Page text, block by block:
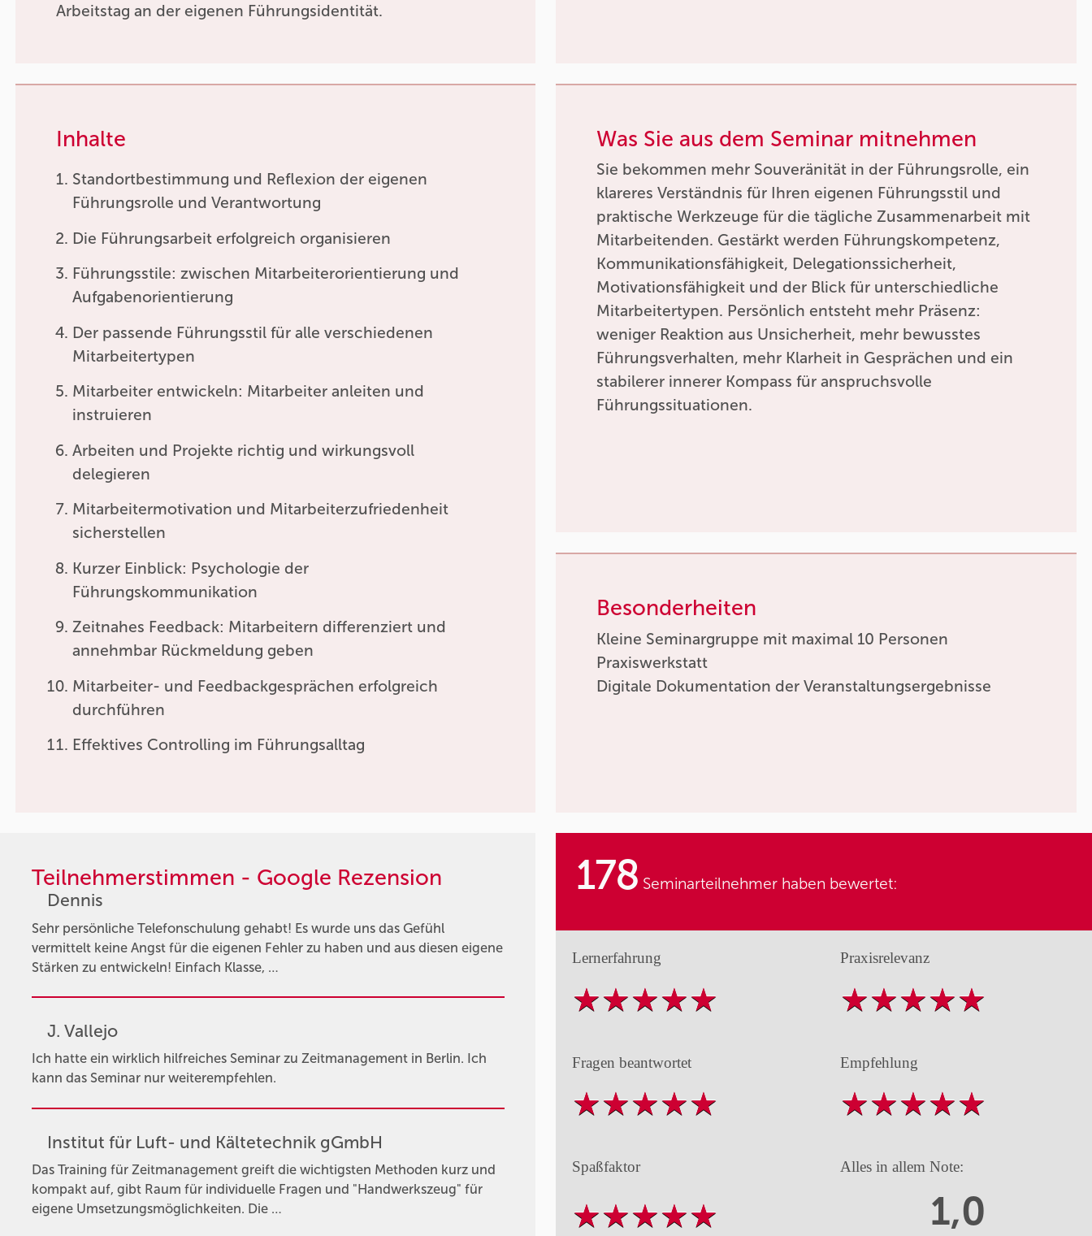
Arbeitstag an der eigenen Führungsidentität.
Inhalte
Standortbestimmung und Reflexion der eigenen
Führungsrolle und Verantwortung
Die Führungsarbeit erfolgreich organisieren
Führungsstile: zwischen Mitarbeiterorientierung und
Aufgabenorientierung
Der passende Führungsstil für alle verschiedenen
Mitarbeitertypen
Mitarbeiter entwickeln: Mitarbeiter anleiten und
instruieren
Arbeiten und Projekte richtig und wirkungsvoll
delegieren
Mitarbeitermotivation und Mitarbeiterzufriedenheit
sicherstellen
Kurzer Einblick: Psychologie der
Führungskommunikation
Zeitnahes Feedback: Mitarbeitern differenziert und
annehmbar Rückmeldung geben
Mitarbeiter- und Feedbackgesprächen erfolgreich
durchführen
Effektives Controlling im Führungsalltag
Was Sie aus dem Seminar mitnehmen
Sie bekommen mehr Souveränität in der Führungsrolle, ein
klareres Verständnis für Ihren eigenen Führungsstil und
praktische Werkzeuge für die tägliche Zusammenarbeit mit
Mitarbeitenden. Gestärkt werden Führungskompetenz,
Kommunikationsfähigkeit, Delegationssicherheit,
Motivationsfähigkeit und der Blick für unterschiedliche
Mitarbeitertypen. Persönlich entsteht mehr Präsenz:
weniger Reaktion aus Unsicherheit, mehr bewusstes
Führungsverhalten, mehr Klarheit in Gesprächen und ein
stabilerer innerer Kompass für anspruchsvolle
Führungssituationen.
Besonderheiten
Kleine Seminargruppe mit maximal 10 Personen
Praxiswerkstatt
Digitale Dokumentation der Veranstaltungsergebnisse
Teilnehmerstimmen - Google Rezension
Dennis
Sehr persönliche Telefonschulung gehabt! Es wurde uns das Gefühl
vermittelt keine Angst für die eigenen Fehler zu haben und aus diesen eigene
Stärken zu entwickeln! Einfach Klasse, …
J. Vallejo
Ich hatte ein wirklich hilfreiches Seminar zu Zeitmanagement in Berlin. Ich
kann das Seminar nur weiterempfehlen.
Institut für Luft- und Kältetechnik gGmbH
Das Training für Zeitmanagement greift die wichtigsten Methoden kurz und
kompakt auf, gibt Raum für individuelle Fragen und "Handwerkszeug" für
eigene Umsetzungsmöglichkeiten. Die …
178 Seminarteilnehmer haben bewertet:
Lernerfahrung Praxisrelevanz
Fragen beantwortet Empfehlung
Spaßfaktor Alles in allem Note:
1,0